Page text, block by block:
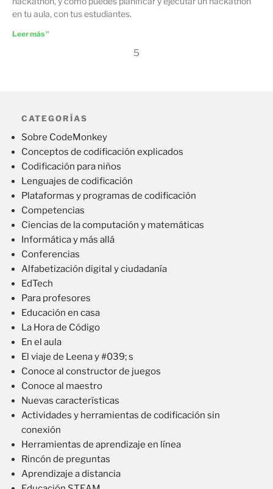
en tu aula, con tus estudiantes.
Leer más "
5
CATEGORÍAS
Sobre CodeMonkey
Conceptos de codificación explicados
Codificación para niños
Lenguajes de codificación
Plataformas y programas de codificación
Competencias
Ciencias de la computación y matemáticas
Informática y más allá
Conferencias
Alfabetización digital y ciudadanía
EdTech
Para profesores
Educación en casa
La Hora de Código
En el aula
El viaje de Leena y #039; s
Conoce al constructor de juegos
Conoce al maestro
Nuevas características
Actividades y herramientas de codificación sin
conexión
Herramientas de aprendizaje en línea
Rincón de preguntas
Aprendizaje a distancia